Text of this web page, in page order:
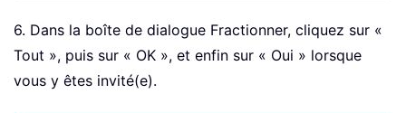
6. Dans la boîte de dialogue Fractionner, cliquez sur «
Tout », puis sur « OK », et enfin sur « Oui » lorsque
vous y êtes invité(e).